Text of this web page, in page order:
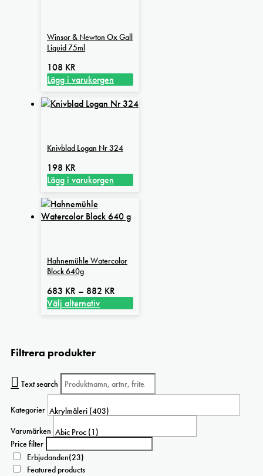
De
olika
alternativen
kan
på
Winsor & Newton Ox Gall
Liquid 75ml
108 KR
Lägg i varukorgen
Knivblad Logan Nr 324
198 KR
Lägg i varukorgen
Hahnemühle Watercolor
Block 640g
683 KR – 882 KR
Välj alternativ
har
varianter.
De
alternativen
kan
väljas
på
produktsidan
Filtrera produkter
Text search
Kategorier
Varumärken
Price filter
Erbjudanden(23)
Featured products